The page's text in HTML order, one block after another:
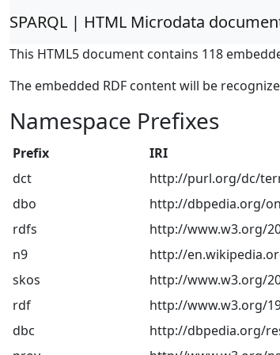
SPARQL | HTML Microdata
This HTML5 document contains 118
The embedded RDF content will be
Namespace Prefixes
Prefix
IRI
dct
http://purl.org/dc/
dbo
http://dbpedia.org/
rdfs
http://www.w3.org/
n9
http://
skos
http://www.w3.org/
rdf
http://www.w3.org/
dbc
http://dbpedia.org/